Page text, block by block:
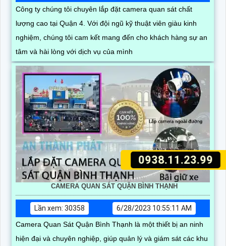
0938.11.23.99
Công ty chúng tôi chuyên lắp đặt camera quan sát chất
lượng cao tại Quận 4. Với đội ngũ kỹ thuật viên giàu kinh
nghiệm, chúng tôi cam kết mang đến cho khách hàng sự an
tâm và hài lòng với dịch vụ của mình
CAMERA QUAN SÁT QUẬN BÌNH THẠNH
Lần xem: 30358
6/28/2023 10:55:11 AM
Camera Quan Sát Quận Bình Thạnh là một thiết bị an ninh
hiện đại và chuyên nghiệp, giúp quản lý và giám sát các khu